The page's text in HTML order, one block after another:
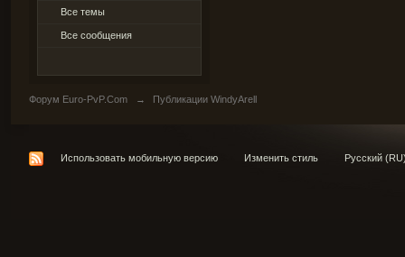
Все темы
Все сообщения
Форум Euro-PvP.Com → Публикации WindyArell
Использовать мобильную версию Изменить стиль Русский